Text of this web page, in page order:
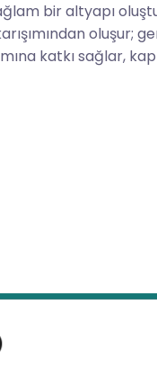
bir altyapı
oluşur;
katkı sağlar,